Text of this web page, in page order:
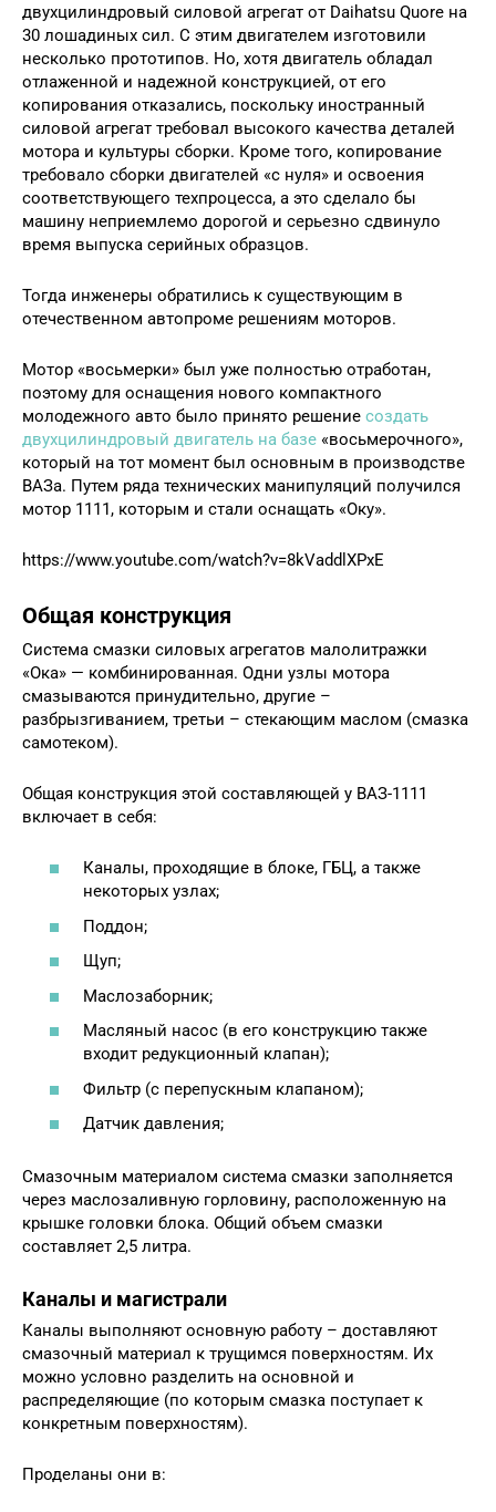
двухцилиндровый силовой агрегат от Daihatsu Quore на
30 лошадиных сил. С этим двигателем изготовили
несколько прототипов. Но, хотя двигатель обладал
отлаженной и надежной конструкцией, от его
копирования отказались, поскольку иностранный
силовой агрегат требовал высокого качества деталей
мотора и культуры сборки. Кроме того, копирование
требовало сборки двигателей «с нуля» и освоения
соответствующего техпроцесса, а это сделало бы
машину неприемлемо дорогой и серьезно сдвинуло
время выпуска серийных образцов.
Тогда инженеры обратились к существующим в
отечественном автопроме решениям моторов.
Мотор «восьмерки» был уже полностью отработан,
поэтому для оснащения нового компактного
молодежного авто было принято решение создать
двухцилиндровый двигатель на базе «восьмерочного»,
который на тот момент был основным в производстве
ВАЗа. Путем ряда технических манипуляций получился
мотор 1111, которым и стали оснащать «Оку».
https://www.youtube.com/watch?v=8kVaddlXPxE
Общая конструкция
Система смазки силовых агрегатов малолитражки
«Ока» — комбинированная. Одни узлы мотора
смазываются принудительно, другие –
разбрызгиванием, третьи – стекающим маслом (смазка
самотеком).
Общая конструкция этой составляющей у ВАЗ-1111
включает в себя:
Каналы, проходящие в блоке, ГБЦ, а также
некоторых узлах;
Поддон;
Щуп;
Маслозаборник;
Масляный насос (в его конструкцию также
входит редукционный клапан);
Фильтр (с перепускным клапаном);
Датчик давления;
Смазочным материалом система смазки заполняется
через маслозаливную горловину, расположенную на
крышке головки блока. Общий объем смазки
составляет 2,5 литра.
Каналы и магистрали
Каналы выполняют основную работу – доставляют
смазочный материал к трущимся поверхностям. Их
можно условно разделить на основной и
распределяющие (по которым смазка поступает к
конкретным поверхностям).
Проделаны они в: